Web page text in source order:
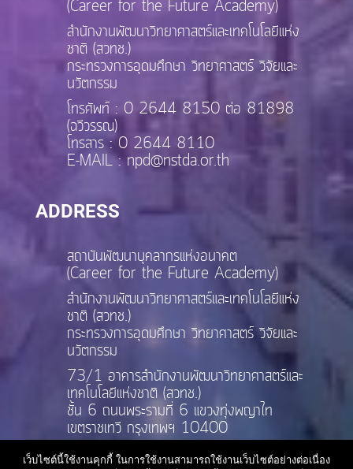
(Career for the Future Academy)
สำนักงานพัฒนาวิทยาศาสตร์และเทคโนโลยีแห่ง
ชาติ (สวทช.)
กระทรวงการอุดมศึกษา วิทยาศาสตร์ วิจัยและ
นวัตกรรม
โทรศัพท์ : 0 2644 8150 ต่อ 81898
(ฉวีวรรณ)
โทรสาร : 0 2644 8110
E-MAIL : npd@nstda.or.th
ADDRESS
สถาบันพัฒนาบุคลากรแห่งอนาคต
(Career for the Future Academy)
สำนักงานพัฒนาวิทยาศาสตร์และเทคโนโลยีแห่ง
ชาติ (สวทช.)
กระทรวงการอุดมศึกษา วิทยาศาสตร์ วิจัยและ
นวัตกรรม
73/1 อาคารสำนักงานพัฒนาวิทยาศาสตร์และ
เทคโนโลยีแห่งชาติ (สวทช.)
ชั้น 6 ถนนพระรามที่ 6 แขวงทุ่งพญาไท
เขตราชเทวี กรุงเทพฯ 10400
เว็บไซต์นี้ใช้งานคุกกี้ ในการใช้งานสามารถใช้งานเว็บไซต์อย่างต่อเนื่อง